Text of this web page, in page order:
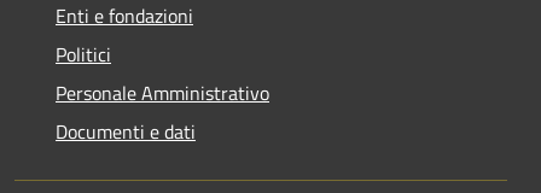
Enti e fondazioni
Politici
Personale Amministrativo
Documenti e dati